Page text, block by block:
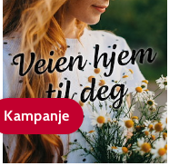
Kampanje